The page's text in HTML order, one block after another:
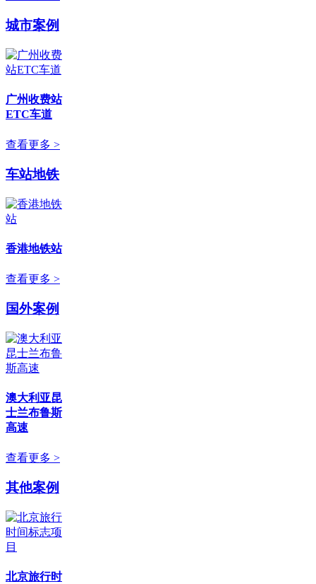
城市案例
广州收费站
ETC车道
查看更多 >
车站地铁
香港地铁站
查看更多 >
国外案例
澳大利亚昆
士兰布鲁斯
高速
查看更多 >
其他案例
北京旅行时